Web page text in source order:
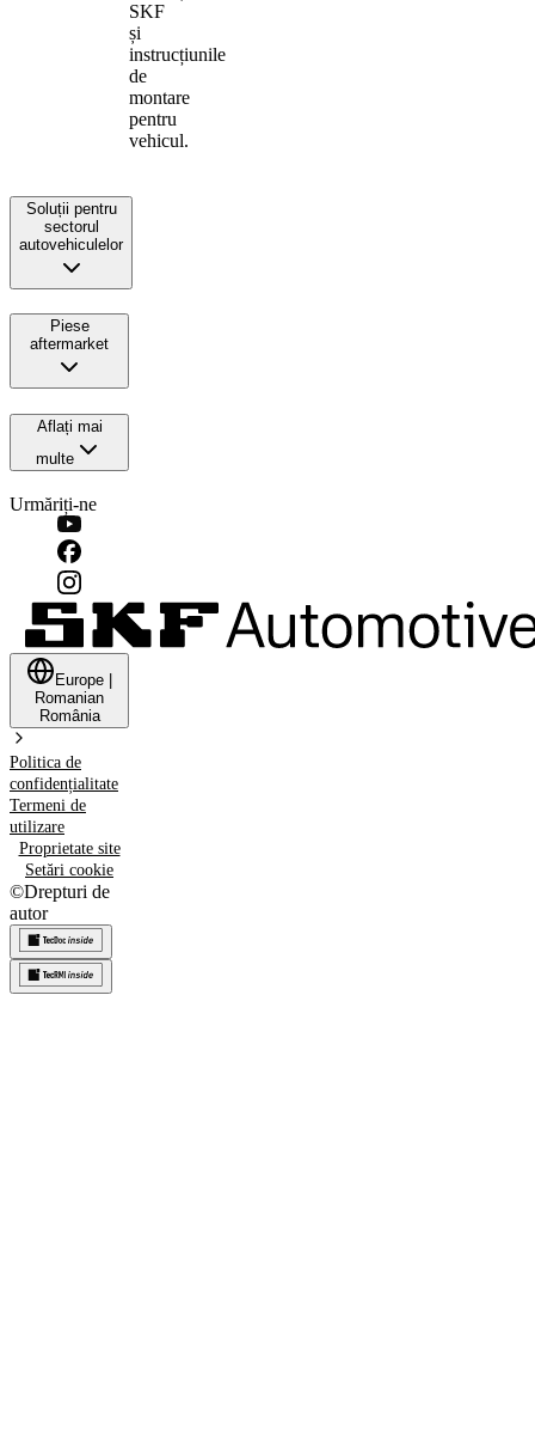
SKF
și
instrucțiunile
de
montare
pentru
vehicul.
Soluții pentru
sectorul
autovehiculelor
Piese
aftermarket
Aflați mai
multe
Urmăriți-ne
Europe
Romanian
România
Politica de
confidențialitate
Termeni de
utilizare
Proprietate site
Setări cookie
©Drepturi de
autor